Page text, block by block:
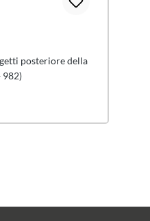
posteriore della
982)